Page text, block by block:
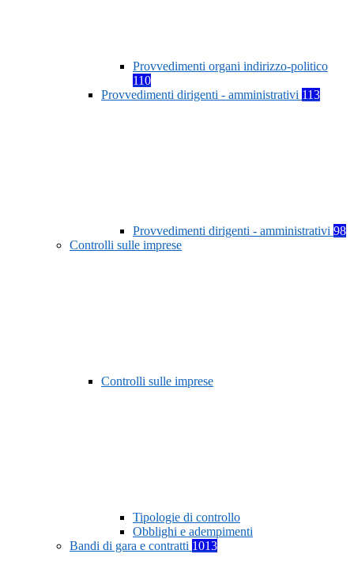
Provvedimenti organi indirizzo-politico
110
Provvedimenti dirigenti - amministrativi 113
Provvedimenti dirigenti - amministrativi 98
Controlli sulle imprese
Controlli sulle imprese
Tipologie di controllo
Obblighi e adempimenti
Bandi di gara e contratti 1013